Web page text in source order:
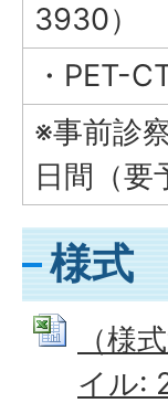
3930）
・PET-
※事前診
日間（要
様式
（様
イル: